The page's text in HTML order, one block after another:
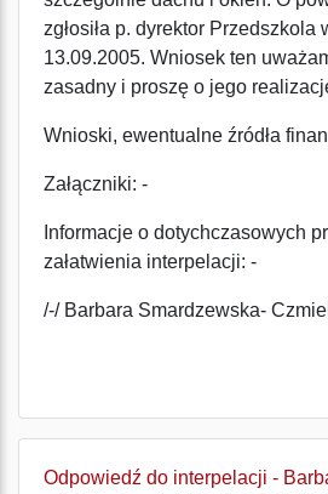
zgłosiła p. dyrektor Przedszkola
13.09.2005. Wniosek ten
zasadny i proszę o jego
Wnioski, ewentualne źródła
Załączniki: -
Informacje o dotychczasowych
załatwienia interpelacji: -
/-/ Barbara Smardzewska- Czmiel
Odpowiedź do interpelacji -